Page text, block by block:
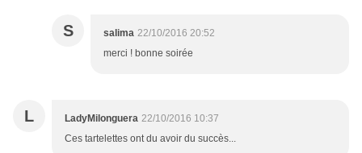
S salima 22/10/2016 20:52
merci ! bonne soirée
L LadyMilonguera 22/10/2016 10:37
Ces tartelettes ont du avoir du succès...